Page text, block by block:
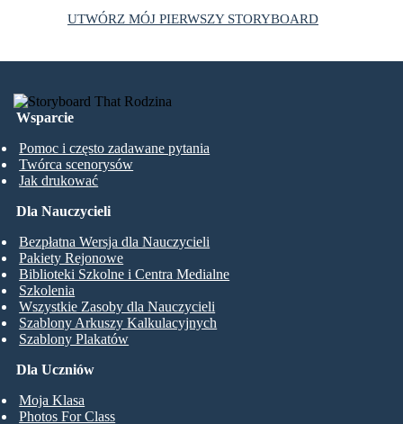
UTWÓRZ MÓJ PIERWSZY STORYBOARD
Wsparcie
Pomoc i często zadawane pytania
Twórca scenorysów
Jak drukować
Dla Uczniów
Moja Klasa
Photos For Class
Dla Nauczycieli
Bezpłatna Wersja dla Nauczycieli
Pakiety Rejonowe
Biblioteki Szkolne i Centra Medialne
Szkolenia
Wszystkie Zasoby dla Nauczycieli
Szablony Arkuszy Kalkulacyjnych
Szablony Plakatów